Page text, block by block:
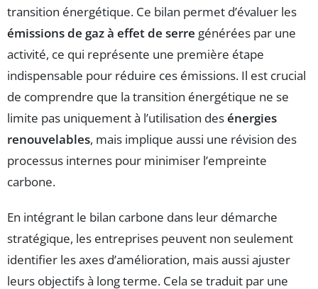
transition énergétique. Ce bilan permet d’évaluer les
émissions de gaz à effet de serre générées par une
activité, ce qui représente une première étape
indispensable pour réduire ces émissions. Il est crucial
de comprendre que la transition énergétique ne se
limite pas uniquement à l’utilisation desénergies
renouvelables, mais implique aussi une révision des
processus internes pour minimiser l’empreinte
carbone.
En intégrant le bilan carbone dans leur démarche
stratégique, les entreprises peuvent non seulement
identifier les axes d’amélioration, mais aussi ajuster
leurs objectifs à long terme. Cela se traduit par une